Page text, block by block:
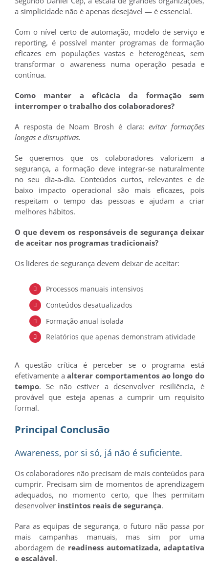
a simplicidade não é apenas desejável — é essencial.
Com o nível certo de automação, modelo de serviço e
reporting, é possível manter programas de formação
eficazes em populações vastas e heterogéneas, sem
transformar o awareness numa operação pesada e
contínua.
Como manter a eficácia da formação sem
interromper o trabalho dos colaboradores?
A resposta de Noam Brosh é clara:evitar formações
longas e disruptivas.
Se queremos que os colaboradores valorizem a
segurança, a formação deve integrar-se naturalmente
no seu dia-a-dia. Conteúdos curtos, relevantes e de
baixo impacto operacional são mais eficazes, pois
respeitam o tempo das pessoas e ajudam a criar
melhores hábitos.
O que devem os responsáveis de segurança deixar
de aceitar nos programas tradicionais?
Os líderes de segurança devem deixar de aceitar:
Processos manuais intensivos
Conteúdos desatualizados
Formação anual isolada
Relatórios que apenas demonstram atividade
A questão crítica é perceber se o programa está
efetivamente aalterar comportamentos ao longo do
tempo. Se não estiver a desenvolver resiliência, é
provável que esteja apenas a cumprir um requisito
formal.
Principal Conclusão
Awareness, por si só, já não é suficiente.
Os colaboradores não precisam de mais conteúdos para
cumprir. Precisam sim de momentos de aprendizagem
adequados, no momento certo, que lhes permitam
desenvolver instintos reais de segurança.
Para as equipas de segurança, o futuro não passa por
mais campanhas manuais, mas sim por uma
abordagem de readiness automatizada, adaptativa
e escalável.